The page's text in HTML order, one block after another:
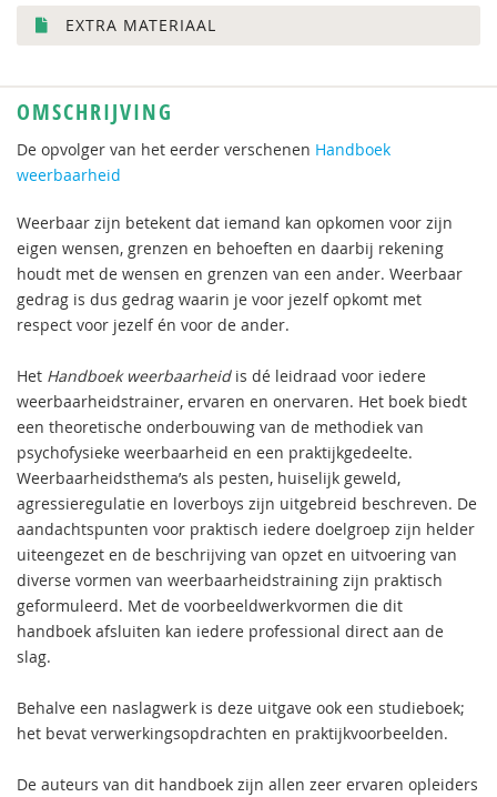
EXTRA MATERIAAL
OMSCHRIJVING
De opvolger van het eerder verschenen Handboek
weerbaarheid
Weerbaar zijn betekent dat iemand kan opkomen voor zijn
eigen wensen, grenzen en behoeften en daarbij rekening
houdt met de wensen en grenzen van een ander. Weerbaar
gedrag is dus gedrag waarin je voor jezelf opkomt met
respect voor jezelf én voor de ander.
Het Handboek weerbaarheidis dé leidraad voor iedere
weerbaarheidstrainer, ervaren en onervaren. Het boek biedt
een theoretische onderbouwing van de methodiek van
psychofysieke weerbaarheid en een praktijkgedeelte.
Weerbaarheidsthema’s als pesten, huiselijk geweld,
agressieregulatie en loverboys zijn uitgebreid beschreven. De
aandachtspunten voor praktisch iedere doelgroep zijn helder
uiteengezet en de beschrijving van opzet en uitvoering van
diverse vormen van weerbaarheidstraining zijn praktisch
geformuleerd. Met de voorbeeldwerkvormen die dit
handboek afsluiten kan iedere professional direct aan de
slag.
Behalve een naslagwerk is deze uitgave ook een studieboek;
het bevat verwerkingsopdrachten en praktijkvoorbeelden.
De auteurs van dit handboek zijn allen zeer ervaren opleiders